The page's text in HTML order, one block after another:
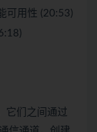
可用性 (20:53)
它们之间通过